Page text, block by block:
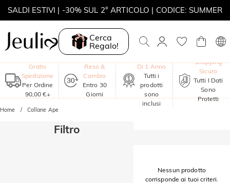
SALDI ESTIVI | -30% SUL 2° ARTICOLO | CODICE: SUMMER
MOVE MY WAY | ACQUISTA 3, COLLANA IN REGALO
Cerca
Regalo!
Gratis
Spedizione
Per Ordine
90,00 €+
Reso &
Cambio
Entro 30
Giorni
Di 1 Anno
Tutti i
prodotti
sono
inclusi
Shopping
Sicuro
Tutti I Dati
Sono
Protetti
Home Collane Ape
Filtro
Nessun prodotto
corrisponde ai tuoi criteri.